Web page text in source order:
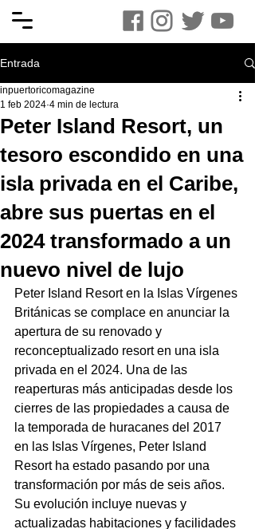
Entrada
Peter Island Resort, un
tesoro escondido en una
isla privada en el Caribe,
abre sus puertas en el
2024 transformado a un
nuevo nivel de lujo
inpuertoricomagazine
1 feb 2024 4 min de lectura
Peter Island Resort en la Islas Vírgenes
Británicas se complace en anunciar la
apertura de su renovado y
reconceptualizado resort en una isla
privada en el 2024. Una de las
reaperturas más anticipadas desde los
cierres de las propiedades a causa de
la temporada de huracanes del 2017
en las Islas Vírgenes, Peter Island
Resort ha estado pasando por una
transformación por más de seis años.
Su evolución incluye nuevas y
actualizadas habitaciones y facilidades